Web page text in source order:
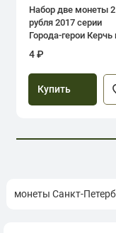
Набор две монеты 2
рубля 2017 серии
Города-герои Керчь
Севастополь
4 ₽
Купить
монеты Санкт-